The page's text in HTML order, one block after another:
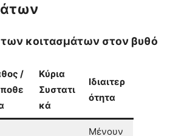
των κοιτασμάτων στον βυθό
/
Κύρια
Συστατι
κά
Ιδιαιτερ
ότητα
Μένουν